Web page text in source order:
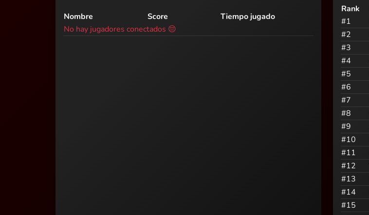
Nombre Score
Tiempo jugado
No hay jugadores conectados 😔
Rank
#1
#2
#3
#4
#5
#6
#7
#8
#9
#10
#11
#12
#13
#14
#15